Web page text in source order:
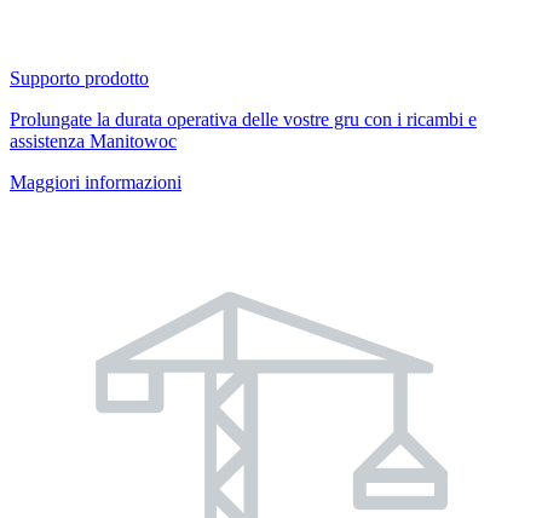
Supporto prodotto
Prolungate la durata operativa delle vostre gru con i ricambi e
assistenza Manitowoc
Maggiori informazioni